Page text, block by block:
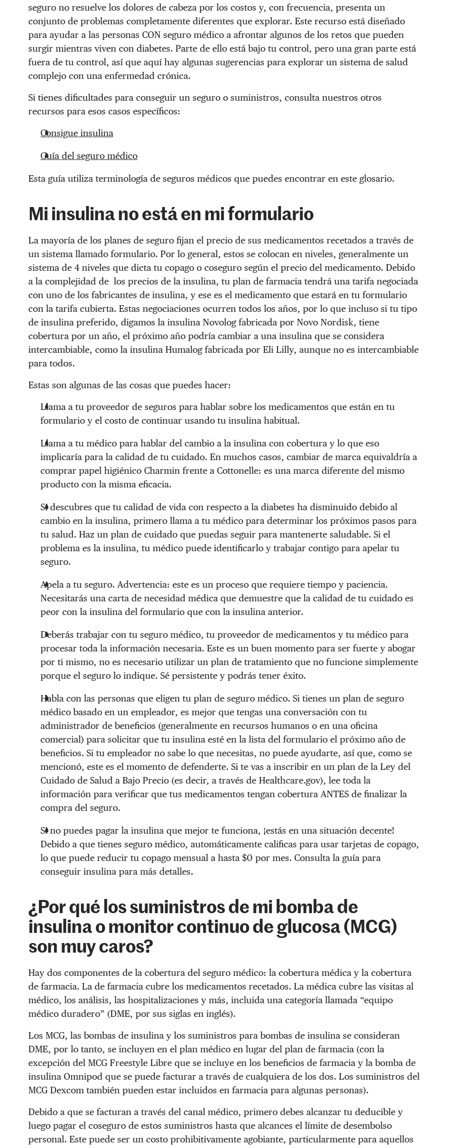
seguro no resuelve los dolores de cabeza por los costos y, con frecuencia, presenta un
conjunto de problemas completamente diferentes que explorar. Este recurso está diseñado
para ayudar a las personas CON seguro médico a afrontar algunos de los retos que pueden
surgir mientras viven con diabetes. Parte de ello está bajo tu control, pero una gran parte está
fuera de tu control, así que aquí hay algunas sugerencias para explorar un sistema de salud
complejo con una enfermedad crónica.
Si tienes dificultades para conseguir un seguro o suministros, consulta nuestros otros
recursos para esos casos específicos:
Consigue insulina
Guía del seguro médico
Esta guía utiliza terminología de seguros médicos que puedes encontrar en este glosario.
Mi insulina no está en mi formulario
La mayoría de los planes de seguro fijan el precio de sus medicamentos recetados a través de
un sistema llamado formulario. Por lo general, estos se colocan en niveles, generalmente un
sistema de 4 niveles que dicta tu copago o coseguro según el precio del medicamento. Debido
a la complejidad de los precios de la insulina, tu plan de farmacia tendrá una tarifa negociada
con uno de los fabricantes de insulina, y ese es el medicamento que estará en tu formulario
con la tarifa cubierta. Estas negociaciones ocurren todos los años, por lo que incluso si tu tipo
de insulina preferido, digamos la insulina Novolog fabricada por Novo Nordisk, tiene
cobertura por un año, el próximo año podría cambiar a una insulina que se considera
intercambiable, como la insulina Humalog fabricada por Eli Lilly, aunque no es intercambiable
para todos.
Estas son algunas de las cosas que puedes hacer:
Llama a tu proveedor de seguros para hablar sobre los medicamentos que están en tu
formulario y el costo de continuar usando tu insulina habitual.
Llama a tu médico para hablar del cambio a la insulina con cobertura y lo que eso
implicaría para la calidad de tu cuidado. En muchos casos, cambiar de marca equivaldría a
comprar papel higiénico Charmin frente a Cottonelle: es una marca diferente del mismo
producto con la misma eficacia.
Si descubres que tu calidad de vida con respecto a la diabetes ha disminuido debido al
cambio en la insulina, primero llama a tu médico para determinar los próximos pasos para
tu salud. Haz un plan de cuidado que puedas seguir para mantenerte saludable. Si el
problema es la insulina, tu médico puede identificarlo y trabajar contigo para apelar tu
seguro.
Apela a tu seguro. Advertencia: este es un proceso que requiere tiempo y paciencia.
Necesitarás una carta de necesidad médica que demuestre que la calidad de tu cuidado es
peor con la insulina del formulario que con la insulina anterior.
Deberás trabajar con tu seguro médico, tu proveedor de medicamentos y tu médico para
procesar toda la información necesaria. Este es un buen momento para ser fuerte y abogar
por ti mismo, no es necesario utilizar un plan de tratamiento que no funcione simplemente
porque el seguro lo indique. Sé persistente y podrás tener éxito.
Habla con las personas que eligen tu plan de seguro médico. Si tienes un plan de seguro
médico basado en un empleador, es mejor que tengas una conversación con tu
administrador de beneficios (generalmente en recursos humanos o en una oficina
comercial) para solicitar que tu insulina esté en la lista del formulario el próximo año de
beneficios. Si tu empleador no sabe lo que necesitas, no puede ayudarte, así que, como se
mencionó, este es el momento de defenderte. Si te vas a inscribir en un plan de la Ley del
Cuidado de Salud a Bajo Precio (es decir, a través de Healthcare.gov), lee toda la
información para verificar que tus medicamentos tengan cobertura ANTES de finalizar la
compra del seguro.
Si no puedes pagar la insulina que mejor te funciona, ¡estás en una situación decente!
Debido a que tienes seguro médico, automáticamente calificas para usar tarjetas de copago,
lo que puede reducir tu copago mensual a hasta $0 por mes. Consulta la guía para
conseguir insulina para más detalles.
¿Por qué los suministros de mi bomba de
insulina o monitor continuo de glucosa (MCG)
son muy caros?
Hay dos componentes de la cobertura del seguro médico: la cobertura médica y la cobertura
de farmacia. La de farmacia cubre los medicamentos recetados. La médica cubre las visitas al
médico, los análisis, las hospitalizaciones y más, incluida una categoría llamada “equipo
médico duradero” (DME, por sus siglas en inglés).
Los MCG, las bombas de insulina y los suministros para bombas de insulina se consideran
DME, por lo tanto, se incluyen en el plan médico en lugar del plan de farmacia (con la
excepción del MCG Freestyle Libre que se incluye en los beneficios de farmacia y la bomba de
insulina Omnipod que se puede facturar a través de cualquiera de los dos. Los suministros del
MCG Dexcom también pueden estar incluidos en farmacia para algunas personas).
Debido a que se facturan a través del canal médico, primero debes alcanzar tu deducible y
luego pagar el coseguro de estos suministros hasta que alcances el límite de desembolso
personal. Este puede ser un costo prohibitivamente agobiante, particularmente para aquellos